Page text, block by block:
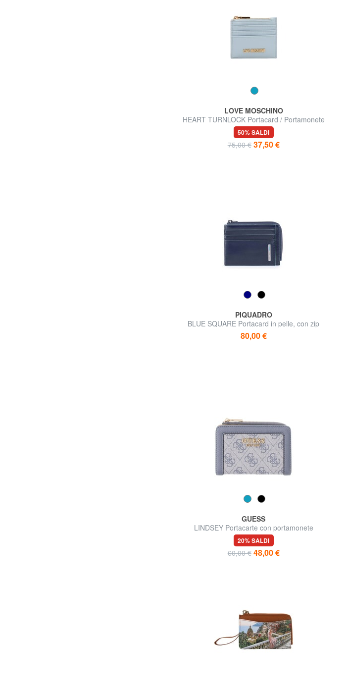
LOVE MOSCHINO
HEART TURNLOCK Portacard / Portamonete
50% SALDI
75,00 € 37,50 €
PIQUADRO
BLUE SQUARE Portacard in pelle, con zip
80,00 €
GUESS
LINDSEY Portacarte con portamonete
20% SALDI
60,00 € 48,00 €